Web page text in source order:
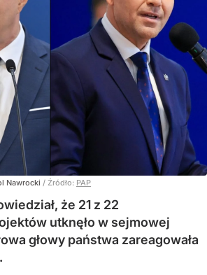
Nawrocki / Źródło: PAP
że 21 z 22
utknęło w sejmowej
głowy państwa zareagowała